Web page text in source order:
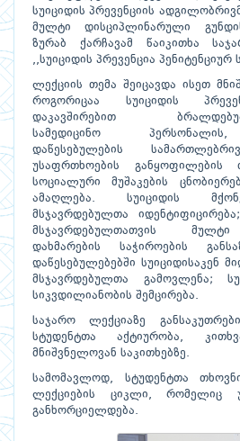
სუიციდის პრევენციის
მულტი დისციპლინარული
ზურაბ ქარჩავამ წაიკითხა
,,სუიციდის პრევენცია პენიტენციურ
ლექციის თემა შეიცავდა ისეთ
როგორიცაა სუიციდის
დაკავშირებით
სამედიცინო
დაწესებულების
უსაფრთხოების განყოფილების
სოციალური მუშაკების
ამაღლება. სუიციდის
მსჯავრდებულთა
მსჯავრდებულთათვის
დახმარების საჭიროების
დაწესებულებებში სუიციდისაკენ
მსჯავრდებულთა გამოვლენა;
სიკვდილიანობის შემცირება.
საჯარო ლექციაზე
სტუდენტთა აქტიურობა,
მნიშვნელოვან საკითხებზე.
სამომავლოდ, სტუდენტთა
ლექციების ციკლი, რომელიც
განხორციელდება.